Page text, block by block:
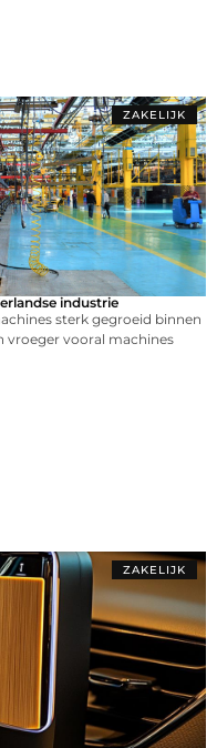
ZAKELIJK
industrie
sterk gegroeid binnen
vroeger vooral machines
ZAKELIJK